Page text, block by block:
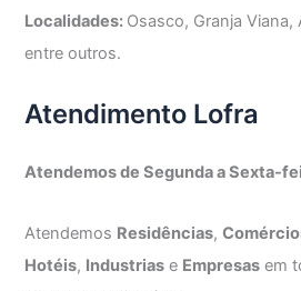
Localidades: Osasco, Granja Viana,
entre outros.
Atendimento Lofra
Atendemos de Segunda a Sexta-
Atendemos Residências,
Hotéis, Industrias e Empresas em